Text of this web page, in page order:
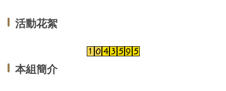
活動花絮
本組簡介